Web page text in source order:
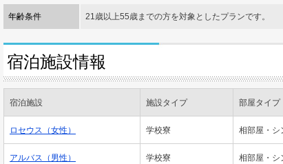
年齢条件 21歳以上55歳までの方を対象としたプランです。
宿泊施設情報
宿泊施設 施設タイプ 部屋タイプ
ロセウス（女性） 学校寮 相部屋・シ
アルバス（男性） 学校寮 相部屋・シ